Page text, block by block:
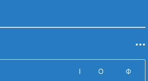
І О Ф